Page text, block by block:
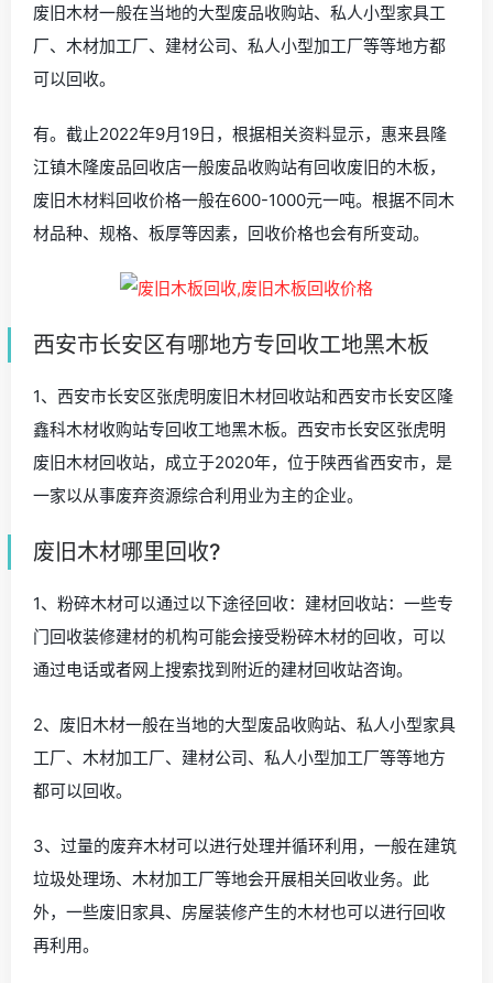
废旧木材一般在当地的大型废品收购站、私人小型家具工
厂、木材加工厂、建材公司、私人小型加工厂等等地方都
可以回收。
有。截止2022年9月19日，根据相关资料显示，惠来县隆
江镇木隆废品回收店一般废品收购站有回收废旧的木板，
废旧木材料回收价格一般在600-1000元一吨。根据不同木
材品种、规格、板厚等因素，回收价格也会有所变动。
西安市长安区有哪地方专回收工地黑木板
1、西安市长安区张虎明废旧木材回收站和西安市长安区隆
鑫科木材收购站专回收工地黑木板。西安市长安区张虎明
废旧木材回收站，成立于2020年，位于陕西省西安市，是
一家以从事废弃资源综合利用业为主的企业。
废旧木材哪里回收?
1、粉碎木材可以通过以下途径回收：建材回收站：一些专
门回收装修建材的机构可能会接受粉碎木材的回收，可以
通过电话或者网上搜索找到附近的建材回收站咨询。
2、废旧木材一般在当地的大型废品收购站、私人小型家具
工厂、木材加工厂、建材公司、私人小型加工厂等等地方
都可以回收。
3、过量的废弃木材可以进行处理并循环利用，一般在建筑
垃圾处理场、木材加工厂等地会开展相关回收业务。此
外，一些废旧家具、房屋装修产生的木材也可以进行回收
再利用。